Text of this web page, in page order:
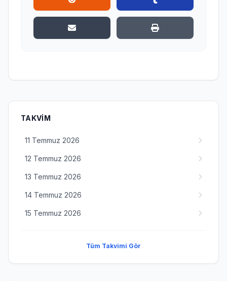
TAKVIM
11 Temmuz 2026
12 Temmuz 2026
13 Temmuz 2026
14 Temmuz 2026
15 Temmuz 2026
Tüm Takvimi Gör